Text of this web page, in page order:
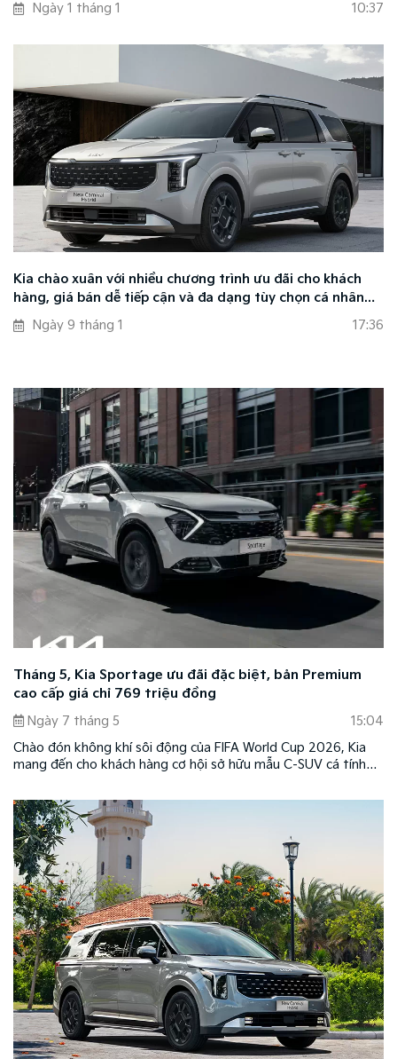
Ngày 1 tháng 1
10:37
Kia chào xuân với nhiều chương trình ưu đãi cho khách
hàng, giá bán dễ tiếp cận và đa dạng tùy chọn cá nhân
hóa
Ngày 9 tháng 1 17:36
Tháng 5, Kia Sportage ưu đãi đặc biệt, bản Premium
cao cấp giá chỉ 769 triệu đồng
Ngày 7 tháng 5
15:04
Chào đón không khí sôi động của FIFA World Cup 2026, Kia
mang đến cho khách hàng cơ hội sở hữu mẫu C-SUV cá tính